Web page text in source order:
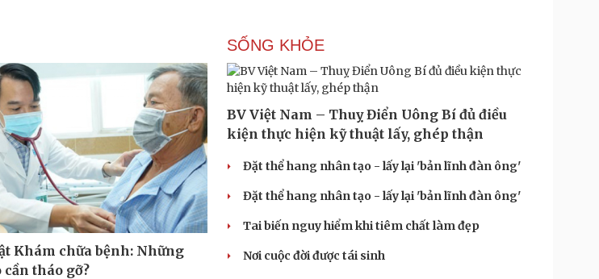
Khám chữa bệnh: Những
tháo gỡ?
SỐNG KHỎE
BV Việt Nam – Thuỵ Điển Uông Bí đủ điều
kiện thực hiện kỹ thuật lấy, ghép thận
Đặt thể hang nhân tạo - lấy lại 'bản lĩnh đàn ông'
Đặt thể hang nhân tạo - lấy lại 'bản lĩnh đàn ông'
Tai biến nguy hiểm khi tiêm chất làm đẹp
Nơi cuộc đời được tái sinh